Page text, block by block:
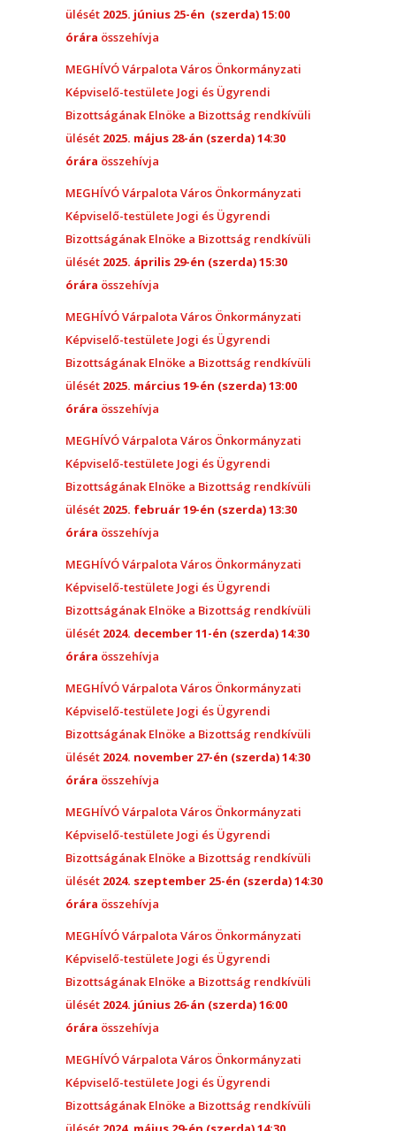
ülését 2025. június 25-én (szerda) 15:00
órára összehívja
MEGHÍVÓ Várpalota Város Önkormányzati
Képviselő-testülete Jogi és Ügyrendi
Bizottságának Elnöke a Bizottság rendkívüli
ülését 2025. május 28-án (szerda) 14:30
órára összehívja
MEGHÍVÓ Várpalota Város Önkormányzati
Képviselő-testülete Jogi és Ügyrendi
Bizottságának Elnöke a Bizottság rendkívüli
ülését 2025. április 29-én (szerda) 15:30
órára összehívja
MEGHÍVÓ Várpalota Város Önkormányzati
Képviselő-testülete Jogi és Ügyrendi
Bizottságának Elnöke a Bizottság rendkívüli
ülését 2025. március 19-én (szerda) 13:00
órára összehívja
MEGHÍVÓ Várpalota Város Önkormányzati
Képviselő-testülete Jogi és Ügyrendi
Bizottságának Elnöke a Bizottság rendkívüli
ülését 2025. február 19-én (szerda) 13:30
órára összehívja
MEGHÍVÓ Várpalota Város Önkormányzati
Képviselő-testülete Jogi és Ügyrendi
Bizottságának Elnöke a Bizottság rendkívüli
ülését 2024. december 11-én (szerda) 14:30
órára összehívja
MEGHÍVÓ Várpalota Város Önkormányzati
Képviselő-testülete Jogi és Ügyrendi
Bizottságának Elnöke a Bizottság rendkívüli
ülését 2024. november 27-én (szerda) 14:30
órára összehívja
MEGHÍVÓ Várpalota Város Önkormányzati
Képviselő-testülete Jogi és Ügyrendi
Bizottságának Elnöke a Bizottság rendkívüli
ülését 2024. szeptember 25-én (szerda) 14:30
órára összehívja
MEGHÍVÓ Várpalota Város Önkormányzati
Képviselő-testülete Jogi és Ügyrendi
Bizottságának Elnöke a Bizottság rendkívüli
ülését 2024. június 26-án (szerda) 16:00
órára összehívja
MEGHÍVÓ Várpalota Város Önkormányzati
Képviselő-testülete Jogi és Ügyrendi
Bizottságának Elnöke a Bizottság rendkívüli